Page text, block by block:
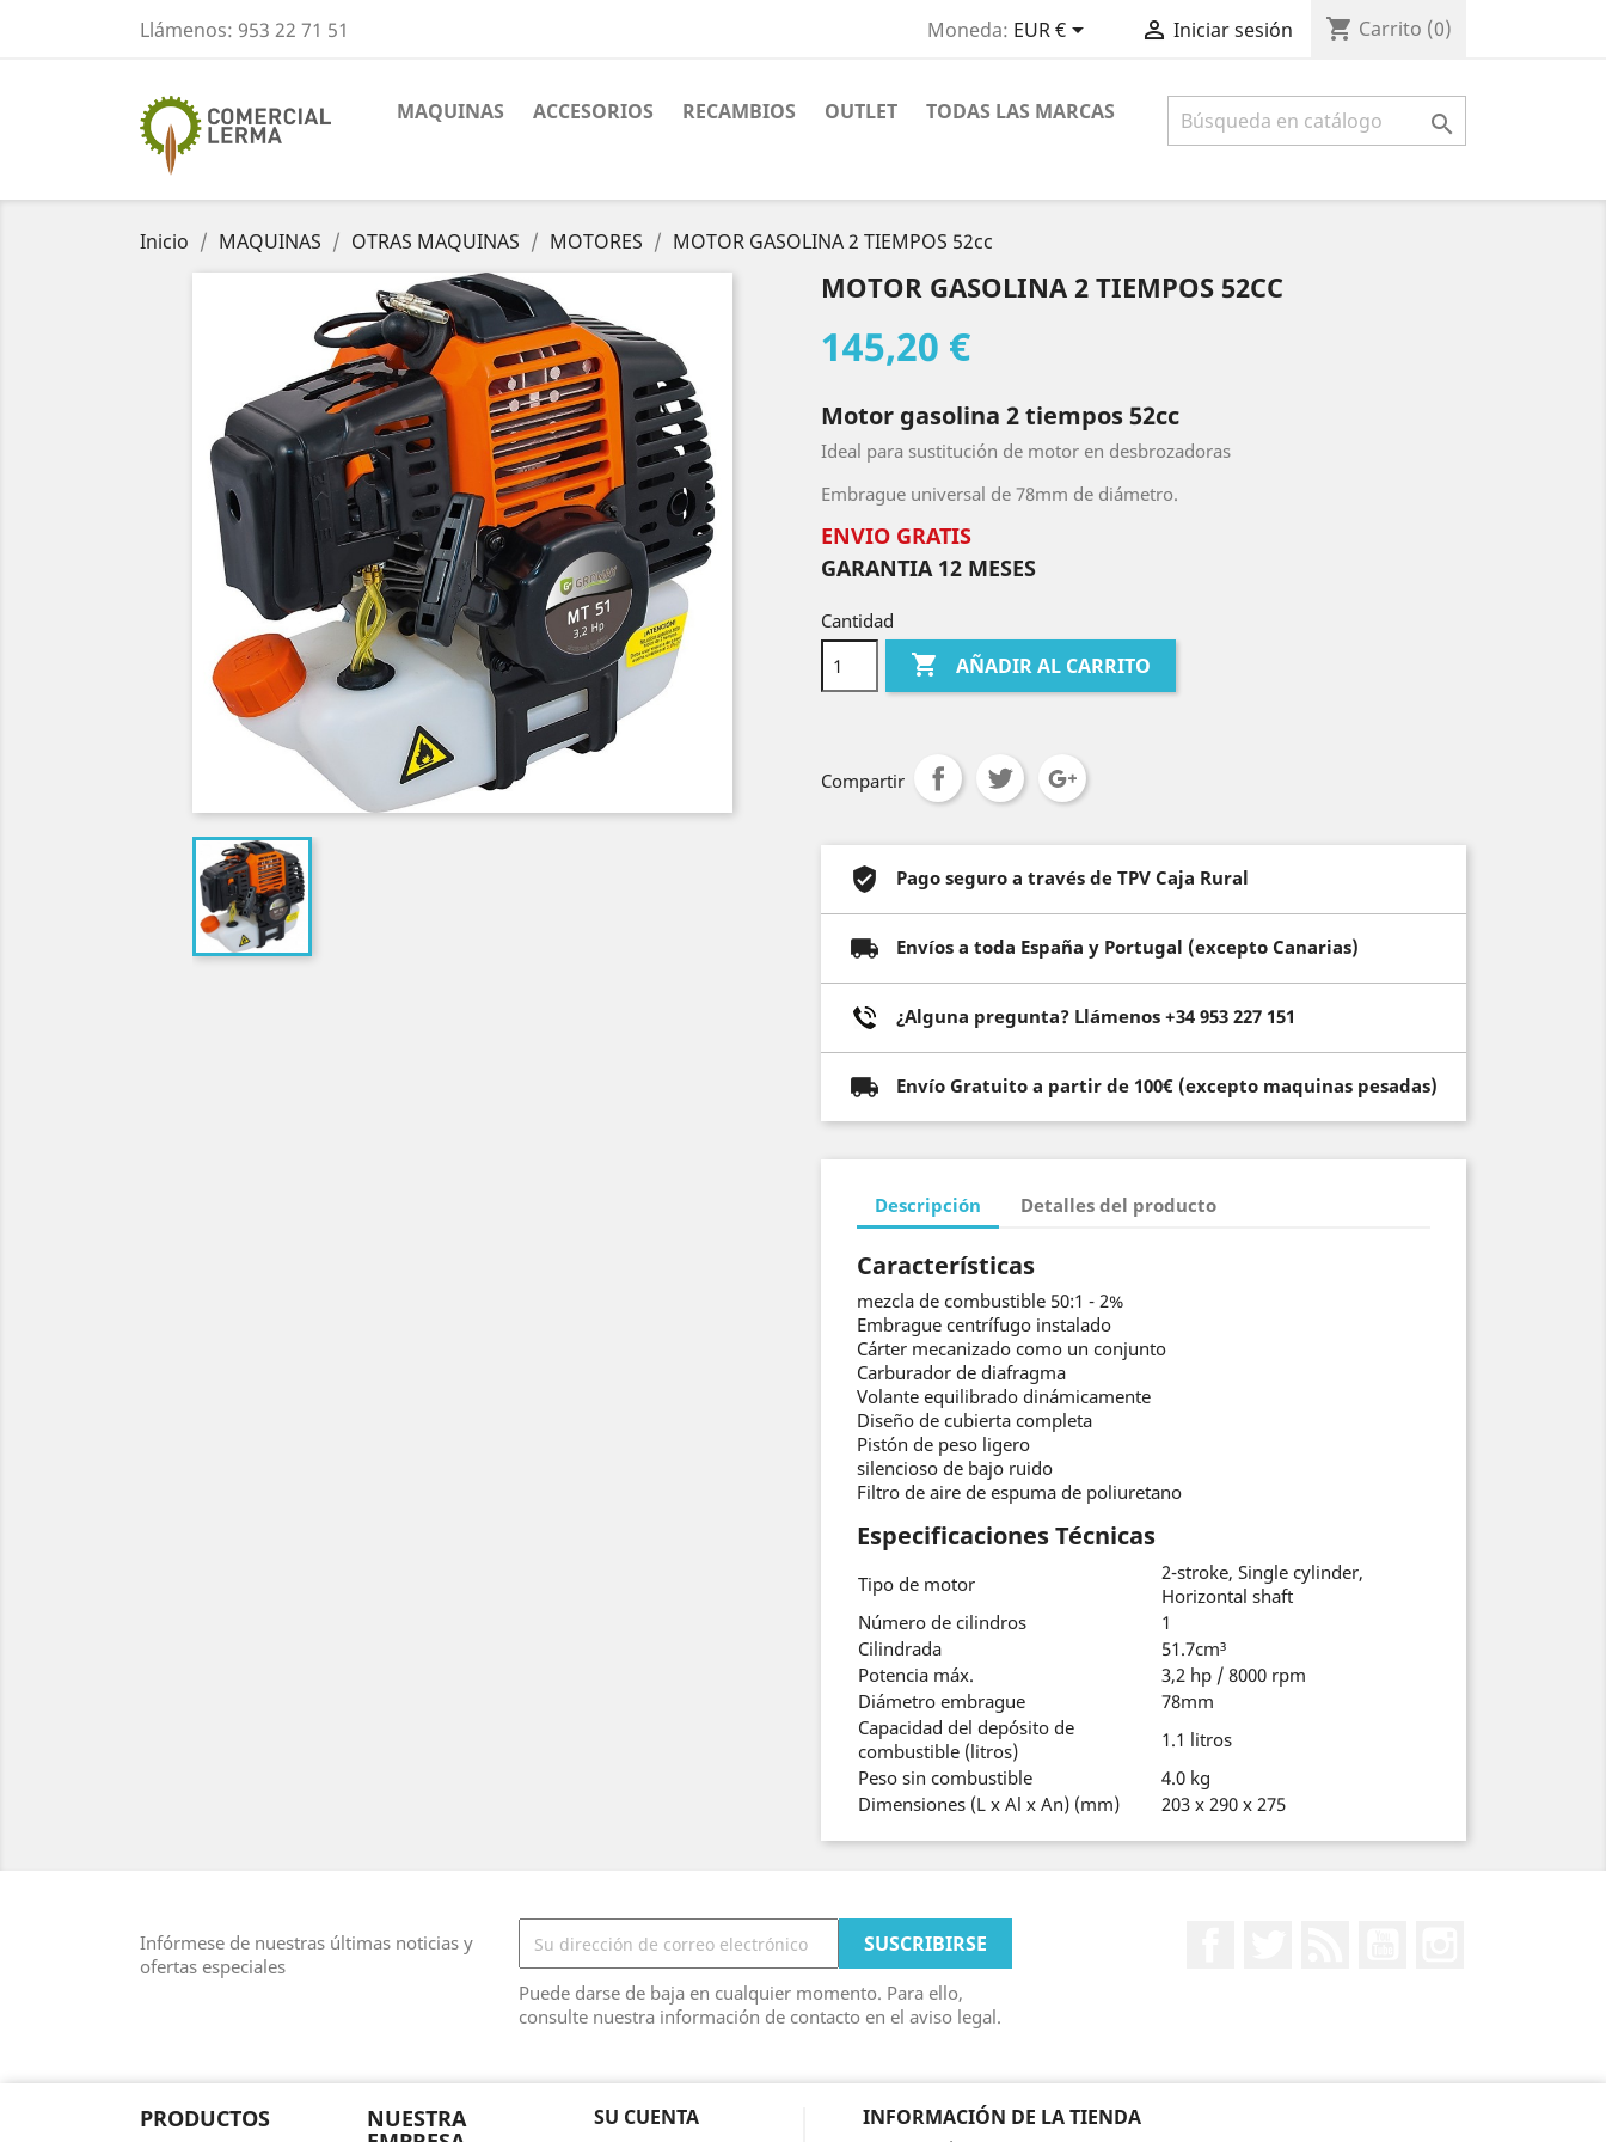
Llámenos: 953 22 71 51 Moneda: EUR €  Iniciar sesión shopping_cart Carrito (0)
MAQUINAS ACCESORIOS RECAMBIOS OUTLET TODAS LAS MARCAS 
Inicio MAQUINAS OTRAS MAQUINAS MOTORES MOTOR GASOLINA 2 TIEMPOS 52cc
MOTOR GASOLINA 2 TIEMPOS 52CC
145,20 €
Motor gasolina 2 tiempos 52cc
Ideal para sustitución de motor en desbrozadoras
Embrague universal de 78mm de diámetro.
ENVIO GRATIS
GARANTIA 12 MESES
Cantidad
 AÑADIR AL CARRITO
Compartir
Pago seguro a través de TPV Caja Rural
Envíos a toda España y Portugal (excepto Canarias)
¿Alguna pregunta? Llámenos +34 953 227 151
Envío Gratuito a partir de 100€ (excepto maquinas pesadas)
Descripción Detalles del producto
Características
mezcla de combustible 50:1 - 2%
Embrague centrífugo instalado
Cárter mecanizado como un conjunto
Carburador de diafragma
Volante equilibrado dinámicamente
Diseño de cubierta completa
Pistón de peso ligero
silencioso de bajo ruido
Filtro de aire de espuma de poliuretano
Especificaciones Técnicas
Tipo de motor
2-stroke, Single cylinder,
Horizontal shaft
Número de cilindros
1
Cilindrada
51.7cm³
Potencia máx.
3,2 hp / 8000 rpm
Diámetro embrague
78mm
Capacidad del depósito de
combustible (litros)
1.1 litros
Peso sin combustible
4.0 kg
Dimensiones (L x Al x An) (mm)
203 x 290 x 275
Infórmese de nuestras últimas noticias y
ofertas especiales
Puede darse de baja en cualquier momento. Para ello,
consulte nuestra información de contacto en el aviso legal.
PRODUCTOS NUESTRA SU CUENTA
INFORMACIÓN DE LA TIENDA